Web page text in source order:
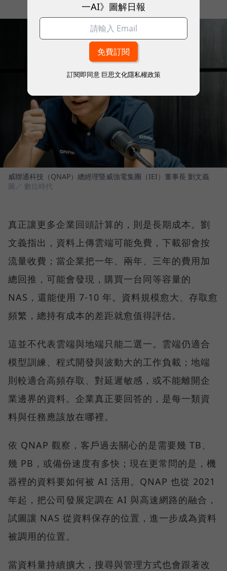
威聯通科技（QNAP）總經理暨威強電集團（IEI）董事長 劉文義
圖／ 數位時代
真正讓更多企業回頭計算的，則是長期成本。劉
文義指出，資料上傳雲端可能免費，下載卻會按
流量收費；當企業把一年、兩年、三年的費用加
總回推，可能會發現，購買一台同等容量的
NAS，還能使用 7-10 年。資料規模愈大、存取愈
頻繁，總持有成本的差距就愈值得評估。
這並不代表雲端與地端只能二選一。雲端仍適合
模型訓練、程式開發與波動大的工作負載；地端
則較適合高頻存取、對延遲敏感，或不能離開企
業邊界的資料。企業真正要回答的，是每一類資
料與任務應該放在哪裡。
依 QNAP 觀察，客戶過去關心的是需要幾 TB、
幾 PB，或備份速度有多快；現在更常問的是，機
器裡的資料要如何被 AI 活用。QNAP 也從 2021
年起，把公司發展定調在 AI 與高速網路的融合，
試圖讓 NAS 從資料保存的位置，進一步成為資料
被調用的位置。
當資料量持續擴大，搜尋與管理方式也會跟著改
一AI》圖解日報
訂閱即同意 巨思文化隱私權政策